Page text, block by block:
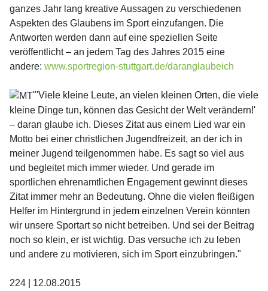
ganzes Jahr lang kreative Aussagen zu verschiedenen
Aspekten des Glaubens im Sport einzufangen. Die
Antworten werden dann auf eine speziellen Seite
veröffentlicht – an jedem Tag des Jahres 2015 eine
andere: www.sportregion-stuttgart.de/daranglaubeich
"'Viele kleine Leute, an vielen kleinen Orten, die viele
kleine Dinge tun, können das Gesicht der Welt verändern!'
– daran glaube ich. Dieses Zitat aus einem Lied war ein
Motto bei einer christlichen Jugendfreizeit, an der ich in
meiner Jugend teilgenommen habe. Es sagt so viel aus
und begleitet mich immer wieder. Und gerade im
sportlichen ehrenamtlichen Engagement gewinnt dieses
Zitat immer mehr an Bedeutung. Ohne die vielen fleißigen
Helfer im Hintergrund in jedem einzelnen Verein könnten
wir unsere Sportart so nicht betreiben. Und sei der Beitrag
noch so klein, er ist wichtig. Das versuche ich zu leben
und andere zu motivieren, sich im Sport einzubringen."
224 | 12.08.2015